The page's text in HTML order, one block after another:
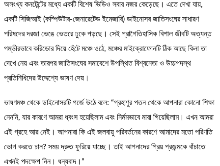
অসংখ্য কনটেন্টের মধ্যে একটি বিশেষ ভিডিও সবার নজর কেড়েছে। এতে দেখা যায়,
একটি সিজিআই (কম্পিউটার-জেনারেটেড ইমেজারি) ডাইনোসর জাতিসংঘের সাধারণ
পরিষদের দরজা ভেঙে ভেতরে ঢুকে পড়ছে। সেই প্রাগৈতিহাসিক বিশাল জীবটি অত্যন্ত
গম্ভীরভাবে করিডোর দিয়ে হেঁটে মঞ্চে ওঠে, মঞ্চের মাইক্রোফোনটি ঠিক আছে কিনা তা
দেখে নেয় এবং তারপর জাতিসংঘের সমাবেশে উপস্থিত বিশ্বনেতা ও উচ্চপদস্থ
প্রতিনিধিদের উদ্দেশ্যে ভাষণ দেয়।
ভাষণমঞ্চ থেকে ডাইনোসরটি গর্জে উঠে বলে: “গ্রহাণুর পতন থেকে আপনারা কোনো শিক্ষা
নেননি, যার কারণে আমরা ধ্বংস হয়েছিলাম এবং নির্মমভাবে মারা গিয়েছিলাম। এখন আমরা
এই গ্রহে আর নেই। আপনারা কি এই জলবায়ু পরিবর্তনের কারণে আমাদের মতো পরিণতি
ভোগ করতে চান? সময় দ্রুত ফুরিয়ে যাচ্ছে। তাই আপনাদের প্রিয় প্রজন্মকে বাঁচাতে
এখনই পদক্ষেপ নিন। ধন্যবাদ।”